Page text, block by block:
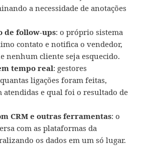
a necessidade de anotações
de follow-ups: o próprio sistema
contato e notifica o vendedor,
nenhum cliente seja esquecido.
tempo real: gestores
ligações foram feitas,
atendidas e qual foi o resultado de
CRM e outras ferramentas: o
com as plataformas da
os dados em um só lugar.